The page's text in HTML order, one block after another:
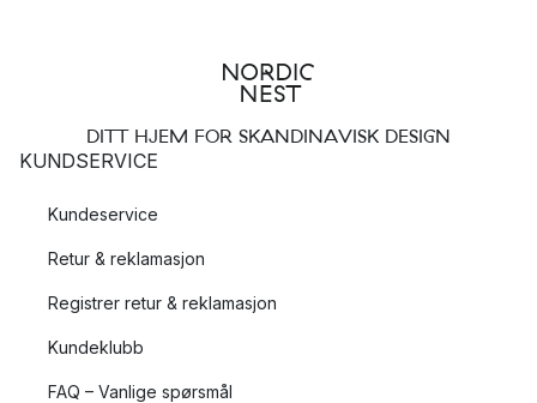
DITT HJEM FOR SKANDINAVISK DESIGN
KUNDSERVICE
Kundeservice
Retur & reklamasjon
Registrer retur & reklamasjon
Kundeklubb
FAQ – Vanlige spørsmål